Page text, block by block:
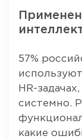
57%
HR-
системно.
какие